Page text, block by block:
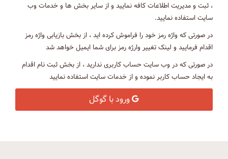
، ثبت و مدیریت اطلاعات کافه نمایید و از سایر بخش ها و خدمات وب
سایت استفاده نمایید.
در صورتی که واژه رمز خود را فراموش کرده اید ، از بخش بازیابی واژه رمز
اقدام فرمایید و لینک تغییر وارژه رمز برای شما ایمیل خواهد شد
در صورتی که در وب سایت حساب کاربری ندارید ، از بخش ثبت نام اقدام
به ایجاد حساب کاربر نموده و از خدمات سایت استفاده نمایید
ورود با گوگل